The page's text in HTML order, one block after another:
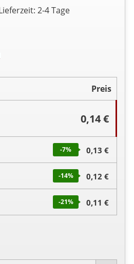
2-4 Tage
Preis
0,14 €
-7% 0,13 €
-14% 0,12 €
-21% 0,11 €